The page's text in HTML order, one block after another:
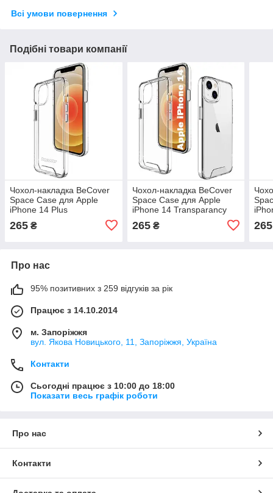
Всі умови повернення
Подібні товари компанії
Чохол-накладка BeCover
Space Case для Apple
iPhone 14 Plus
265 ₴
Чохол-накладка BeCover
Space Case для Apple
iPhone 14 Transparancy
265₴ 265
Про нас
95% позитивних з 259 відгуків за рік
Працює з 14.10.2014
м. Запоріжжя
вул. Якова Новицького, 11, Запоріжжя, Україна
Контакти
Сьогодні працює з 10:00 до 18:00
Показати весь графік роботи
Про нас
Контакти